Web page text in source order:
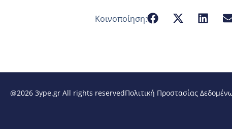
Κοινοποίηση:
@2026 3ype.gr All rights reservedΠολιτική Προστασίας